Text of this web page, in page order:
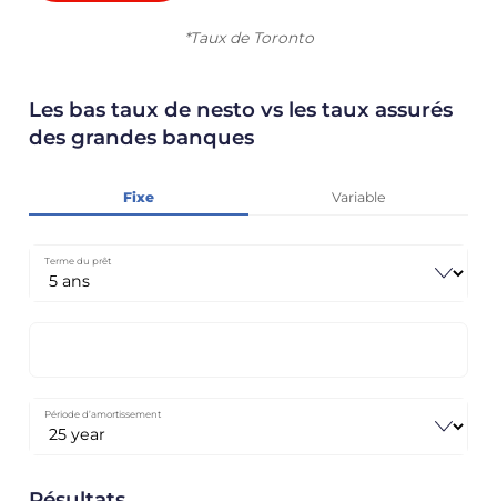
*Taux de Toronto
Les bas taux de nesto vs les taux assurés
des grandes banques
Fixe Variable
Terme du prêt
Période d’amortissement